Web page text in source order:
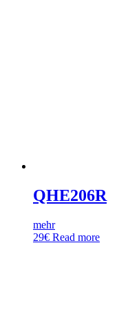
QHE206R
mehr
29€ Read more